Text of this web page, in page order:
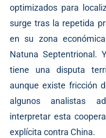
optimizados para
surge tras la repetida
en su zona
Natuna Septentrional.
tiene una disputa
aunque existe fricción
algunos analistas
interpretar esta
explícita contra China.